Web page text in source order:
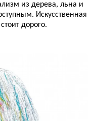
из дерева, льна и
Искусственная
дорого.